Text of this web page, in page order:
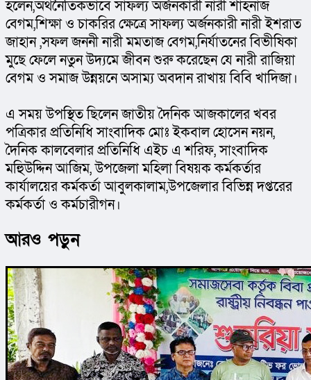
হলেন,অর্থনৈতিকভাবে সাফল্য অর্জনকারী নারী শাহনাজ
বেগম,শিক্ষা ও চাকরির ক্ষেত্রে সাফল্য অর্জনকারী নারী ইশরাত
জাহান ,সফল জননী নারী মমতাজ বেগম,নির্যাতনের বিভীষিকা
মুছে ফেলে নতুন উদ্যমে জীবন শুরু করেছেন যে নারী রাজিয়া
বেগম ও সমাজ উন্নয়নে অসাম্য অবদান রাখায় বিবি খাদিজা।
এ সময় উপস্থিত ছিলেন জাতীয় দৈনিক আজকালের খবর
পত্রিকার প্রতিনিধি সাংবাদিক মোঃ ইকবাল হোসেন নয়ন,
দৈনিক কালবেলার প্রতিনিধি এইচ এ শরিফ, সাংবাদিক
মহিুউদ্দিন আজিম, উপজেলা মহিলা বিষয়ক কর্মকর্তার
কার্যালয়ের কর্মকর্তা আবুলকালাম,উপজেলার বিভিন্ন দপ্তরের
কর্মকর্তা ও কর্মচারীগন।
আরও পড়ুন